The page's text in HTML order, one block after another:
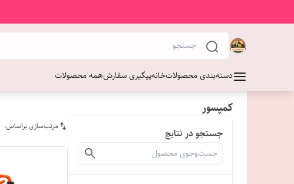
دسته‌بندی محصولاتخانهپیگیری سفارشهمه محصولات
کمپسور
جستجو در نتایج
مرتب‌سازی براساس: